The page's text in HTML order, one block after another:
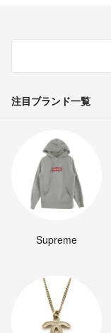
はちみつ- 2年以上前
注目ブランド一覧
Supreme